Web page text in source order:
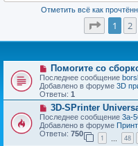
Отметить всё как
1 2
Н
о
в
о
е
с
о
о
б
Помогите со
Последнее сообщение
Добавлено в форуме 3D
Ответы: 1
Н
о
в
о
е
3D-SPrinter
Последнее сообщение 3a-
Добавлено в форуме
Ответы: 750
1 48